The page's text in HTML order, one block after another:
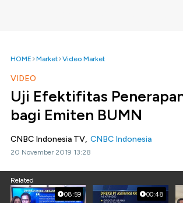
HOME Market Video Market
VIDEO
Uji Efektifitas
bagi Emiten BUMN
CNBC Indonesia TV, CNBC Indonesia
20 November 2019 13:28
Related
08:59 00:48